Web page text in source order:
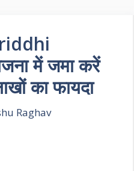
में जमा करें
का फायदा
Raghav